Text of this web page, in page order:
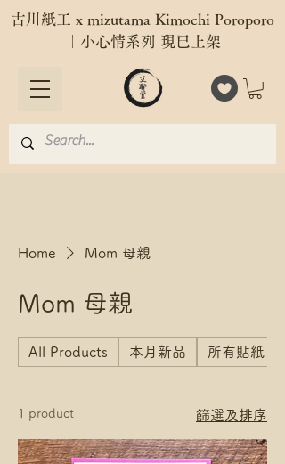
古川紙工 x mizutama Kimochi Poroporo
｜小心情系列 現已上架
Home Mom 母親
Mom 母親
All Products 本月新品 所有貼紙
1 product 篩選及排序